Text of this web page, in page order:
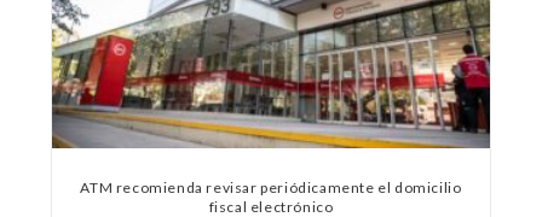
ATM recomienda revisar periódicamente el domicilio
fiscal electrónico